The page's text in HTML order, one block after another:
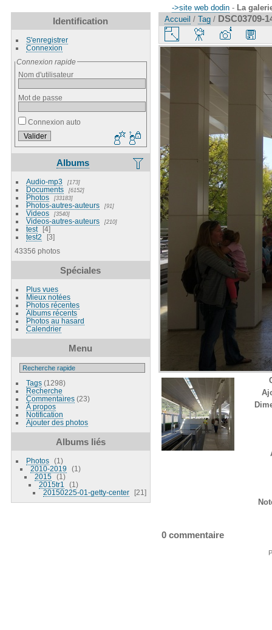
->site web dodin - La
Identification
S'enregistrer
Connexion
Connexion rapide
Nom d'utilisateur
Mot de passe
Connexion auto
Albums
Audio-mp3 173
Documents 6152
Photos 33183
Photos-autres-auteurs 91
Videos 3540
Videos-autres-auteurs 210
test
4
test2
3
43356 photos
Spéciales
Plus vues
Mieux notées
Photos récentes
Albums récents
Photos au hasard
Calendrier
Menu
Tags(1298)
Recherche
Commentaires(23)
À propos
Notification
Ajouter des photos
Albums liés
Photos
1
2010-2019
1
2015
1
2015tr1
1
20150225-01-getty-center
21
Accueil / Tag / DSC03709-
0 commentaire